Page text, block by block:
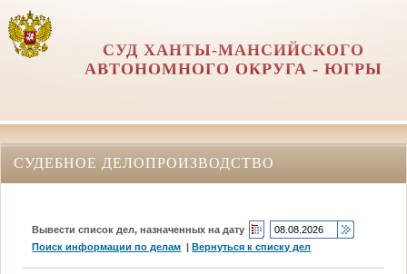
СУД ХАНТЫ-МАНСИЙСКОГО
АВТОНОМНОГО ОКРУГА - ЮГРЫ
СУДЕБНОЕ ДЕЛОПРОИЗВОДСТВО
Вывести список дел, назначенных на дату
Поиск информации по делам |Вернуться к списку дел